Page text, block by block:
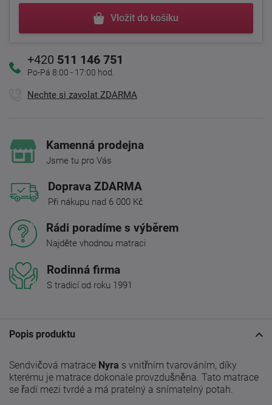
Vložit do košíku
+420 511 146 751
Po-Pá 8:00 - 17:00 hod.
Nechte si zavolat ZDARMA
Kamenná prodejna
Jsme tu pro Vás
Doprava ZDARMA
Při nákupu nad 6 000 Kč
Rádi poradíme s výběrem
Najděte vhodnou matraci
Rodinná firma
S tradicí od roku 1991
Popis produktu
Sendvičová matrace Nyra s vnitřním tvarováním, díky
kterému je matrace dokonale provzdušněna. Tato matrace
se řadí mezi tvrdé a má pratelný a snímatelný potah.